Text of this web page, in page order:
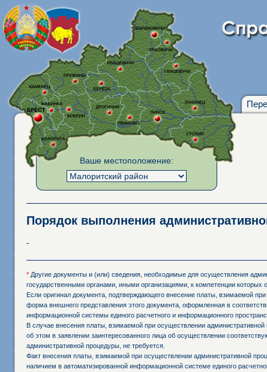
Ваше местоположение:
Порядок выполнения
-
* Другие документы и (или) сведения, необходимые для осуществления
государственными органами, иными организациями, к компетенции
Если оригинал документа, подтверждающего внесение платы, взимаемой
форма внешнего представления этого документа, оформленная в
информационной системы единого расчетного и информационного
В случае внесения платы, взимаемой при осуществлении
об этом в заявлении заинтересованного лица об осуществлении
административной процедуры, не требуется.
Факт внесения платы, взимаемой при осуществлении административной
наличием в автоматизированной информационной системе единого